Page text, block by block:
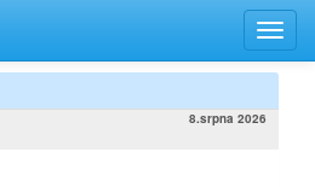
8.srpna 2026